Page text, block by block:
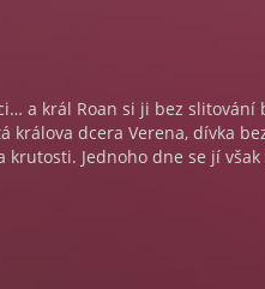
a král Roan si ji bez slitování
dcera Verena, dívka
Jednoho dne se jí
tyranii a vybudovali si